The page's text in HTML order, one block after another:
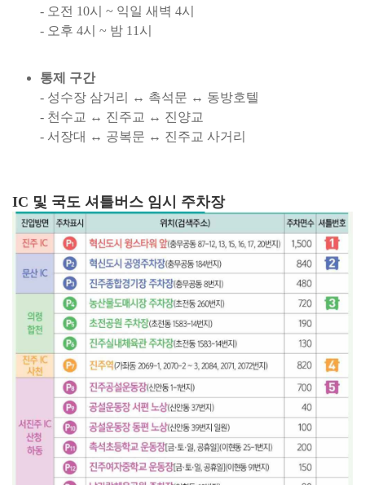
- 오전 10시 ~ 익일 새벽 4시
- 오후 4시 ~ 밤 11시
통제 구간
- 성수장 삼거리 ↔ 촉석문 ↔ 동방호텔
- 천수교 ↔ 진주교 ↔ 진양교
- 서장대 ↔ 공복문 ↔ 진주교 사거리
IC 및 국도 셔틀버스 임시 주차장